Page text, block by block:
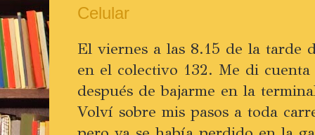
Celular
El viernes a las 8.15 de la tarde
en el colectivo 132. Me di
después de bajarme en la
Volví sobre mis pasos a toda